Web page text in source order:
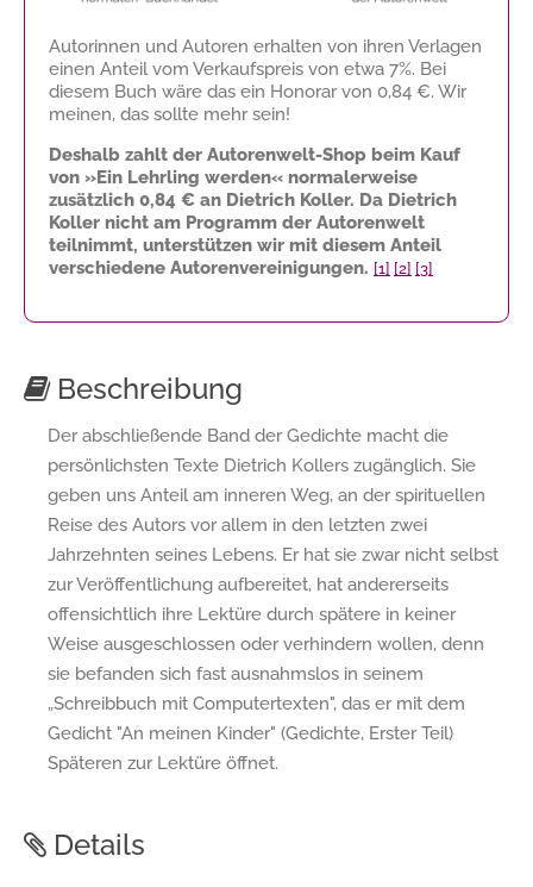
Autorinnen und Autoren erhalten von ihren Verlagen
einen Anteil vom Verkaufspreis von etwa 7%. Bei
diesem Buch wäre das ein Honorar von 0,84 €. Wir
meinen, das sollte mehr sein!
Deshalb zahlt der Autorenwelt-Shop beim Kauf
von »Ein Lehrling werden« normalerweise
zusätzlich 0,84 € an Dietrich Koller. Da Dietrich
Koller nicht am Programm der Autorenwelt
teilnimmt, unterstützen wir mit diesem Anteil
verschiedene Autorenvereinigungen. [1] [2] [3]
Beschreibung
Der abschließende Band der Gedichte macht die
persönlichsten Texte Dietrich Kollers zugänglich. Sie
geben uns Anteil am inneren Weg, an der spirituellen
Reise des Autors vor allem in den letzten zwei
Jahrzehnten seines Lebens. Er hat sie zwar nicht selbst
zur Veröffentlichung aufbereitet, hat andererseits
offensichtlich ihre Lektüre durch spätere in keiner
Weise ausgeschlossen oder verhindern wollen, denn
sie befanden sich fast ausnahmslos in seinem
„Schreibbuch mit Computertexten", das er mit dem
Gedicht "An meinen Kinder" (Gedichte, Erster Teil)
Späteren zur Lektüre öffnet.
Details